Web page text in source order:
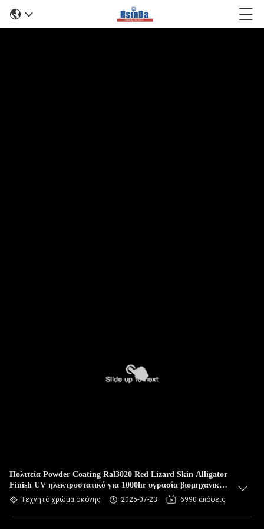
Πολιτεία Powder Coating Ral3020 Red Lizard Skin Alligator
Finish UV ηλεκτροστατικό για 1000hr υγρασία βιομηχανικό
μέταλλο
Τεχνητό χρώμα σκόνης 2025-07-23 6990 απόψεις